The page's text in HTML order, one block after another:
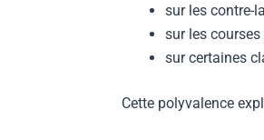
sur les contre-
sur les courses
sur certaines
Cette polyvalence